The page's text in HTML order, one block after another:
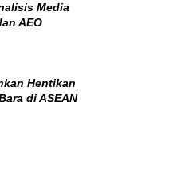
Media
AEO
Hentikan
di ASEAN